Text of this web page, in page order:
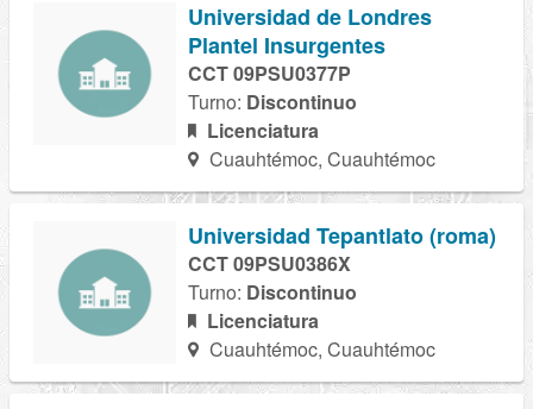
Universidad de Londres
Plantel Insurgentes
CCT 09PSU0377P
Turno: Discontinuo
Licenciatura
Cuauhtémoc, Cuauhtémoc
Universidad Tepantlato (roma)
CCT 09PSU0386X
Turno: Discontinuo
Licenciatura
Cuauhtémoc, Cuauhtémoc